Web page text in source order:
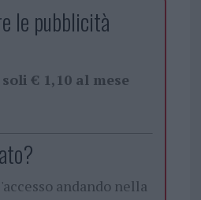
le pubblicità
soli € 1,10 al mese
andando nella